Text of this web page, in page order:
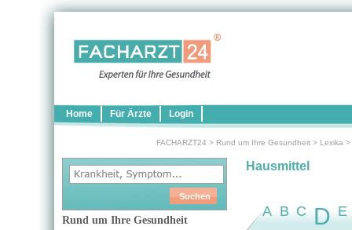
Home Für Ärzte Login
FACHARZT24 > Rund um Ihre Gesundheit > Lexika >
Rund um Ihre Gesundheit
Hausmittel
A B C D E